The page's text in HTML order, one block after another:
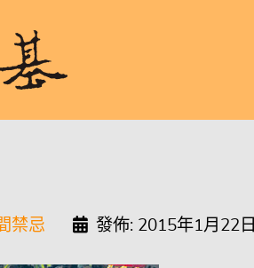
禁忌 發佈: 2015年1月22日